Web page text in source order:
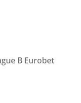
B Eurobet